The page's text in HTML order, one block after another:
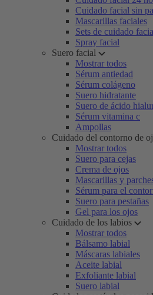
Cuidado facial sin
Mascarillas faciales
Sets de cuidado
Spray facial
Suero facial
Mostrar todos
Sérum antiedad
Sérum colágeno
Suero hidratante
Suero de ácido
Sérum vitamina c
Ampollas
Cuidado del contorno de
Mostrar todos
Suero para cejas
Crema de ojos
Mascarillas y
Sérum para el
Suero para pestañas
Gel para los ojos
Cuidado de los labios
Mostrar todos
Bálsamo labial
Máscaras labiales
Aceite labial
Exfoliante labial
Suero labial